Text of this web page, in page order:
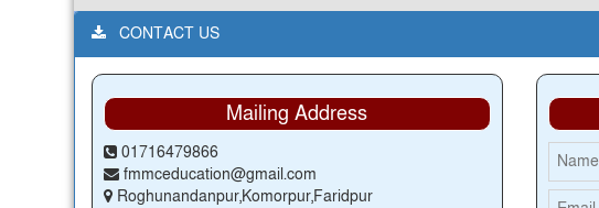
CONTACT US
Mailing Address
01716479866
fmmceducation@gmail.com
Roghunandanpur,Komorpur,Faridpur